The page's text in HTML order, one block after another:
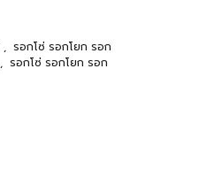
, รอกโซ่ รอกโยก รอก
, รอกโซ่ รอกโยก รอก